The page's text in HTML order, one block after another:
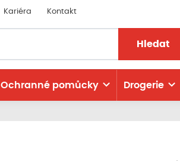
Kariéra Kontakt
Hledat
Ochranné pomůcky Drogerie